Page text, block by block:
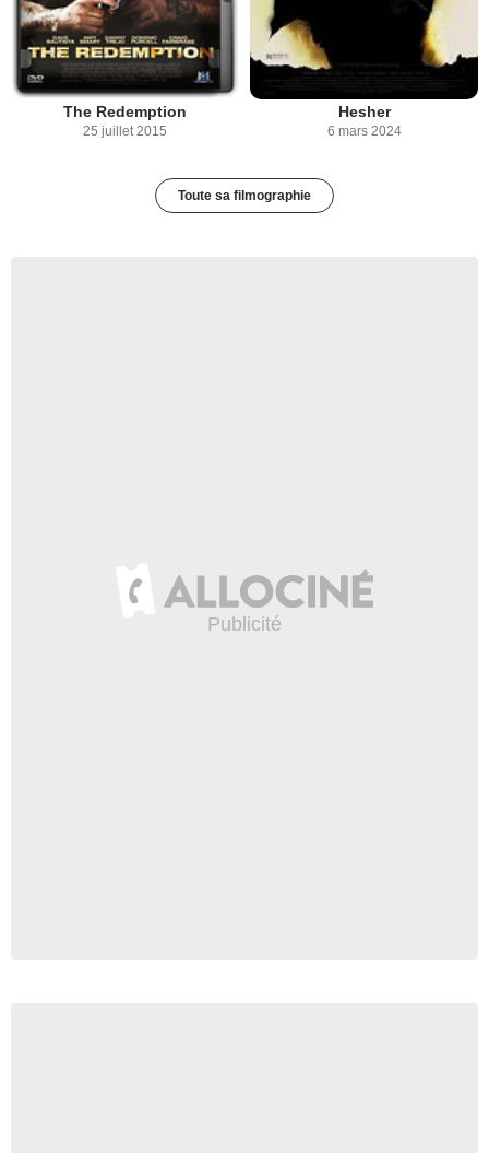
The Redemption
25 juillet 2015
Hesher
6 mars 2024
Toute sa filmographie